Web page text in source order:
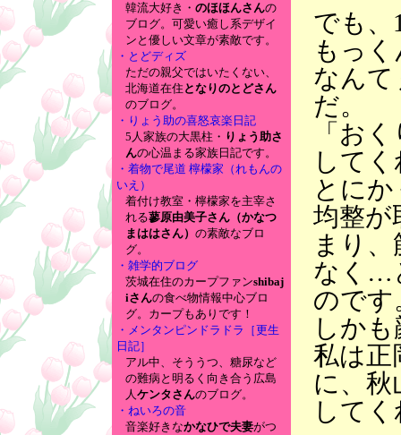
韓流大好き・ のほほんさんの
ブログ。可愛い癒し系デザイ
ンと優しい文章が素敵です。
・とどディズ
ただの親父ではいたくない、
北海道在住 となりのとどさん
のブログ。
・りょう助の喜怒哀楽日記
5人家族の大黒柱・ りょう助さ
んの心温まる家族日記です。
・着物で尾道 檸檬家（れもんの
いえ）
着付け教室・檸檬家を主宰さ
れる蓼原由美子さん（かなつ
まははさん） の素敵なブロ
グ。
・雑学的ブログ
茨城在住のカープファンshibaj
iさんの食べ物情報中心ブロ
グ。カープもありです！
・メンタンピンドラドラ［更生
日記］
アル中、そううつ、糖尿など
の難病と明るく向き合う広島
人ケンタさんのブログ。
・ねいろの音
音楽好きなかなひで夫妻がつ
でも、
もっ
なんて
だ。
「お
して
とに
均整が
まり
なく…
のです
しか
私は正
に、
して